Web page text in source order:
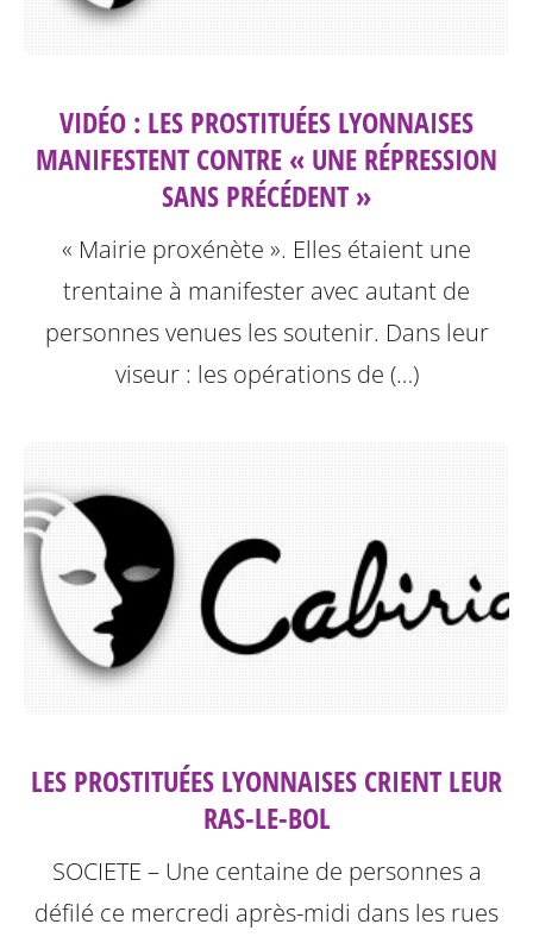
VIDÉO : LES PROSTITUÉES LYONNAISES
MANIFESTENT CONTRE « UNE RÉPRESSION
SANS PRÉCÉDENT »
« Mairie proxénète ». Elles étaient une
trentaine à manifester avec autant de
personnes venues les soutenir. Dans leur
viseur : les opérations de (…)
LES PROSTITUÉES LYONNAISES CRIENT LEUR
RAS-LE-BOL
SOCIETE – Une centaine de personnes a
défilé ce mercredi après-midi dans les rues